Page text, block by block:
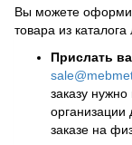
Вы можете
товара из
Прислать
заказу
организации
заказе на